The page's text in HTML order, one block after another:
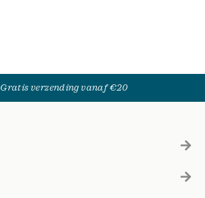
Gratis verzending vanaf €20